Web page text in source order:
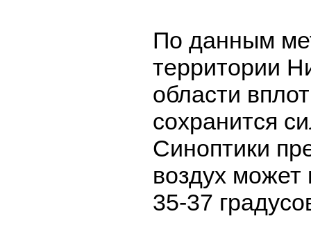
По данным
территории
области
сохранится
Синоптики
воздух может
35-37